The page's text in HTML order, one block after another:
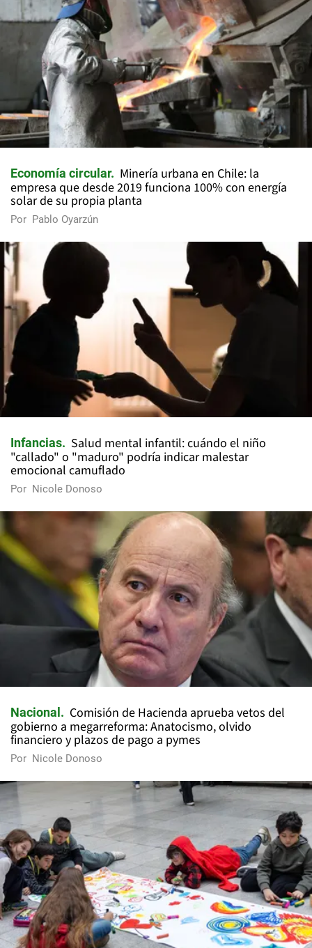
Economía circular
Minería urbana en Chile: la
empresa que desde 2019 funciona 100% con energía
solar de su propia planta
Por Pablo Oyarzún
Infancias
Salud mental infantil: cuándo el niño
"callado" o "maduro" podría indicar malestar
emocional camuflado
Por Nicole Donoso
Nacional
Comisión de Hacienda aprueba vetos del
gobierno a megarreforma: Anatocismo, olvido
financiero y plazos de pago a pymes
Por Nicole Donoso